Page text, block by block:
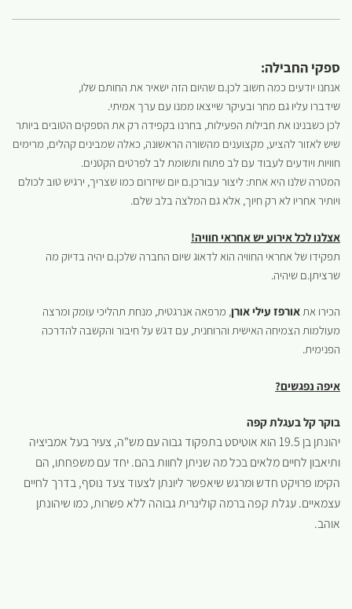
ספקי החבילה:
אנחנו יודעים כמה חשוב לכן.ם שהיום הזה ישאיר את החותם שלו,
שידברו עליו גם מחר ובעיקר שייצאו ממנו עם ערך אמיתי.
לכן כשבנינו את חבילות הפעילות, בחרנו בקפידה רק את הספקים הטובים ביותר
שיש לאזור להציע, מקצוענים מהשורה הראשונה, כאלה שמבינים קהלים, מרימים
חוויות ויודעים לעבוד עם לב פתוח ותשומת לב לפרטים הקטנים.
המטרה שלנו היא אחת: ליצור עבורכן.ם יום שיזרום כמו שצריך, ירגיש טוב לכולם
ויותיר אחריו לא רק חיוך, אלא גם המלצה בלב שלם.
אצלנו לכל אירוע יש אחראי חוויה!
תפקידו של אחראי החוויה הוא לדאוג שיום החברה שלכן.ם יהיה בדיוק מה
שרציתן.ם שיהיה.
הכירו אתאורפז עילי אורן, מרפאה אנרגטית, מנחת תהליכי עומק ומרצה
מעולמות הצמיחה האישית והרוחנית, עם דגש על חיבור והקשבה להדרכה
הפנימית.
איפה נפגשים?
בוקר קל בעגלת קפה
יהונתן בן 19.5 הוא אוטיסט בתפקוד גבוה עם מש"ה, צעיר בעל אמביציה
ותיאבון לחיים מלאים בכל מה שניתן לחוות בהם. יחד עם משפחתו, הם
הקימו פרויקט חדש ומרגש שיאפשר ליונתן לצעוד צעד נוסף, בדרך לחיים
עצמאיים. עגלת קפה ברמה קולינרית גבוהה ללא פשרות, כמו שיהונתן
אוהב.